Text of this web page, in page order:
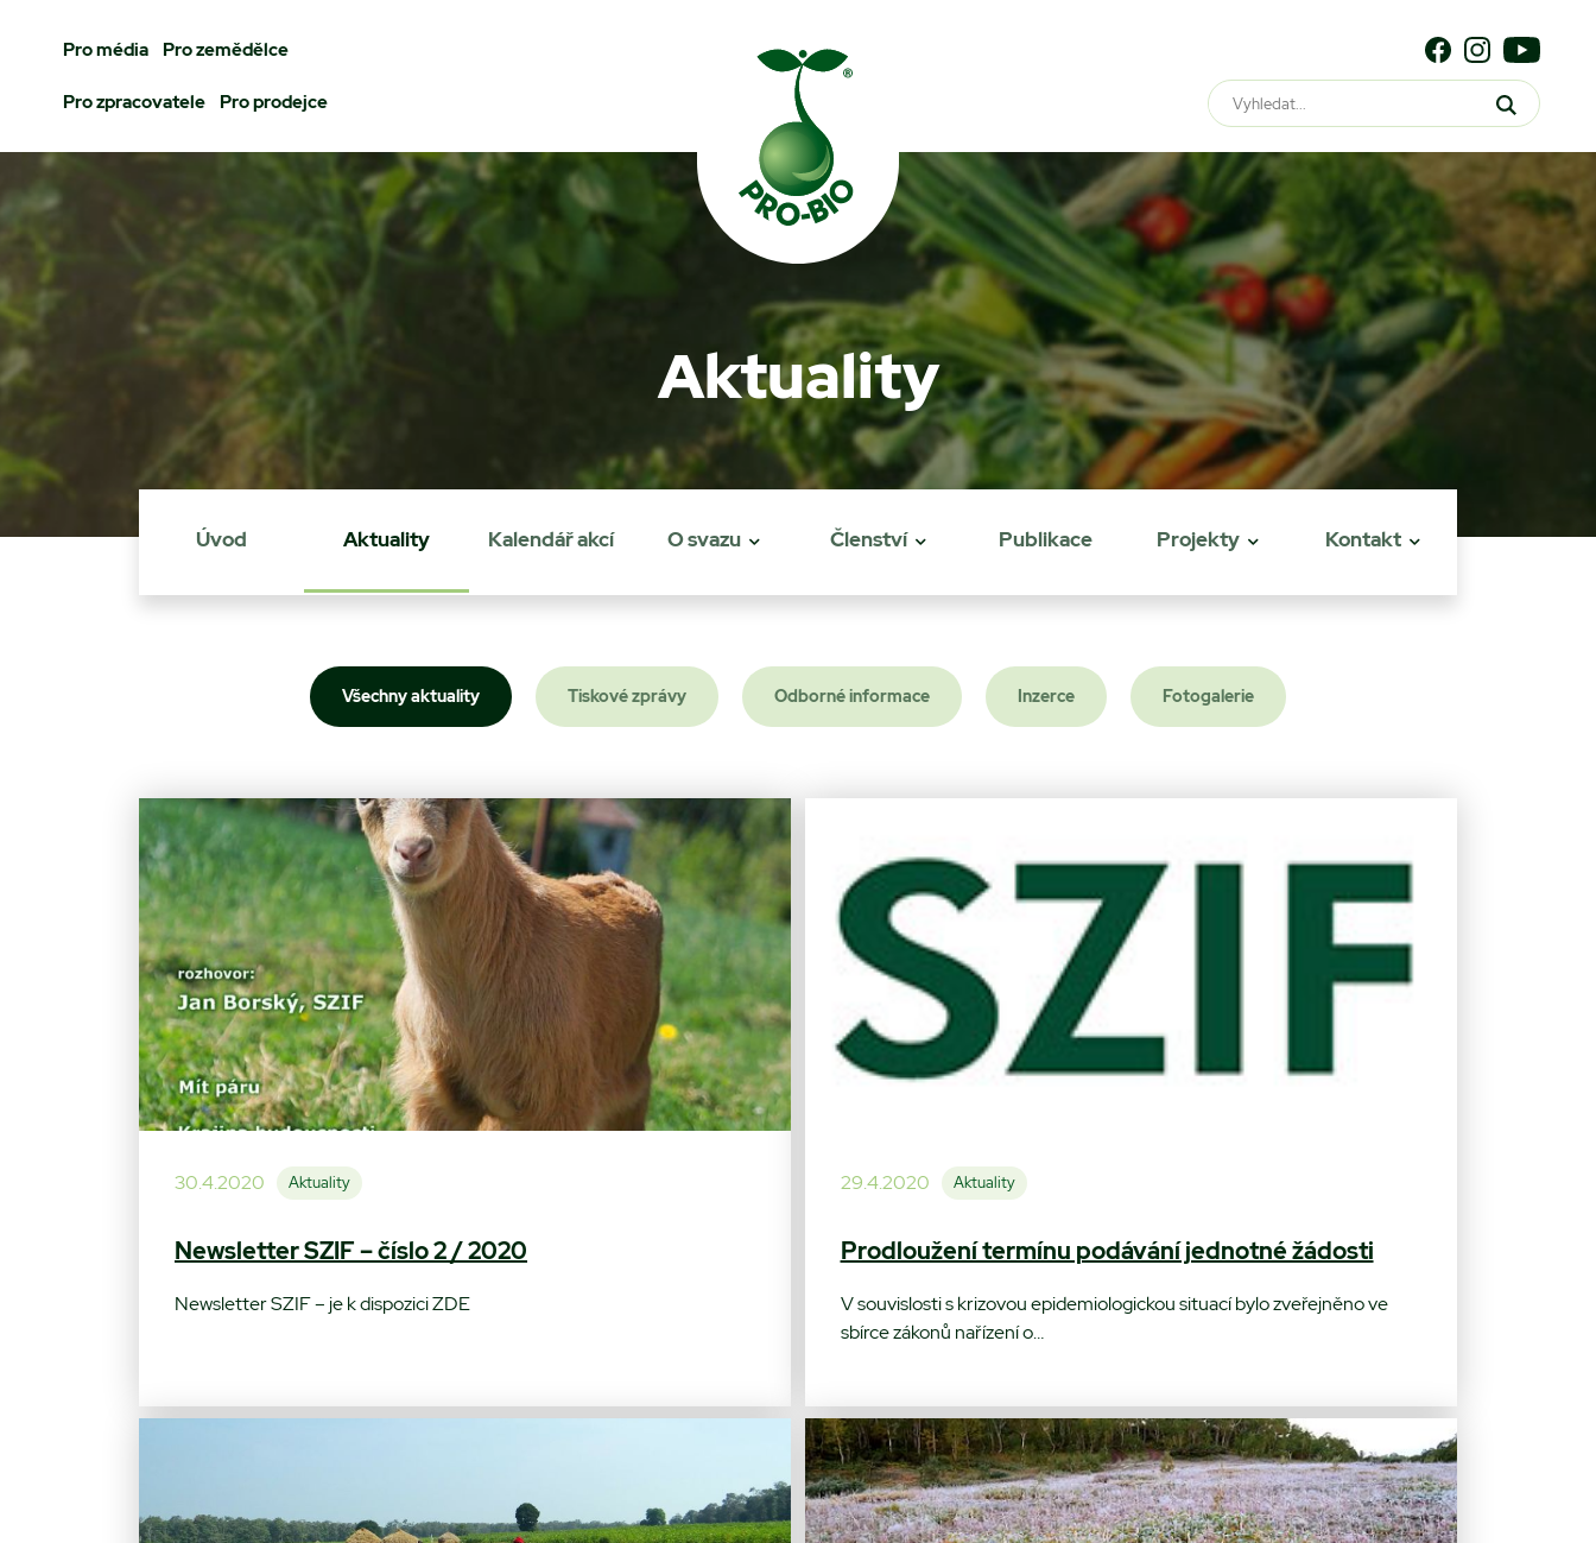
Prohledat PRO-BIO
Pro média Pro zemědělce
Pro zpracovatele Pro prodejce
Aktuality
Úvod Aktuality Kalendář akcí O svazu Členství Publikace Projekty Kontakt
Všechny aktuality Tiskové zprávy Odborné informace Inzerce Fotogalerie
30.4.2020 Aktuality
Newsletter SZIF – číslo 2 / 2020
Newsletter SZIF – je k dispozici ZDE
29.4.2020 Aktuality
Prodloužení termínu podávání jednotné žádosti
V souvislosti s krizovou epidemiologickou situací bylo zveřejněno ve
sbírce zákonů nařízení o…